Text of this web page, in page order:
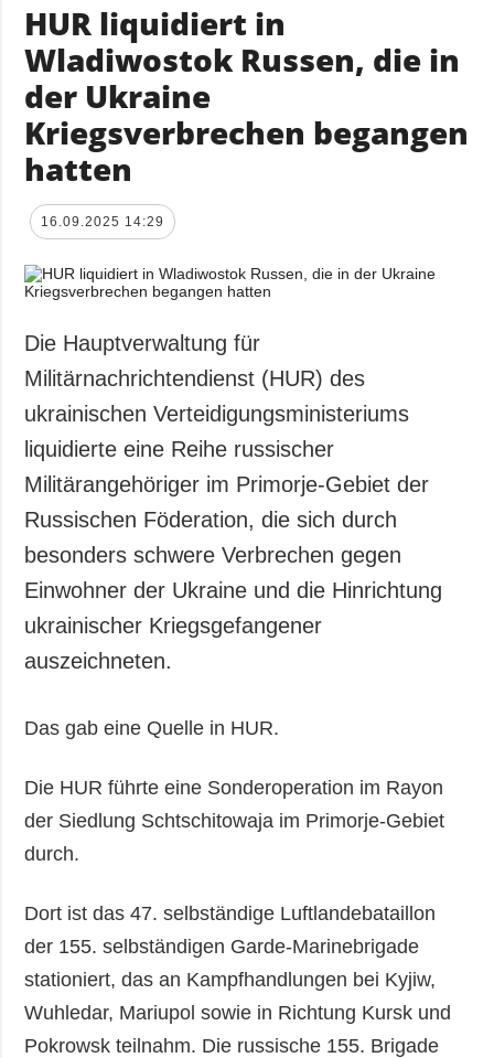
HUR liquidiert in
Wladiwostok Russen, die in
der Ukraine
Kriegsverbrechen begangen
hatten
16.09.2025 14:29
Die Hauptverwaltung für
Militärnachrichtendienst (HUR) des
ukrainischen Verteidigungsministeriums
liquidierte eine Reihe russischer
Militärangehöriger im Primorje-Gebiet der
Russischen Föderation, die sich durch
besonders schwere Verbrechen gegen
Einwohner der Ukraine und die Hinrichtung
ukrainischer Kriegsgefangener
auszeichneten.
Das gab eine Quelle in HUR.
Die HUR führte eine Sonderoperation im Rayon
der Siedlung Schtschitowaja im Primorje-Gebiet
durch.
Dort ist das 47. selbständige Luftlandebataillon
der 155. selbständigen Garde-Marinebrigade
stationiert, das an Kampfhandlungen bei Kyjiw,
Wuhledar, Mariupol sowie in Richtung Kursk und
Pokrowsk teilnahm. Die russische 155. Brigade